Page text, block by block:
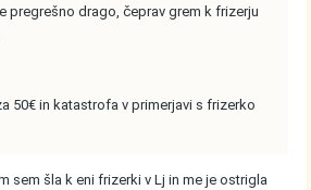
pregrešno drago, čeprav grem k frizerju
50€ in katastrofa v primerjavi s frizerko
sem šla k eni frizerki v Lj in me je ostrigla